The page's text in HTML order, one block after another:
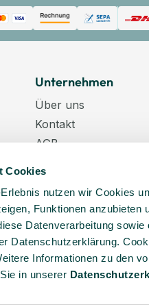
Cookies
nutzen wir Cookies
Funktionen
Datenverarbeitung
Datenschutzerklärung.
Informationen zu den
in unserer
Unternehmen
Über uns
Kontakt
AGB
Karriere
Lieferkette